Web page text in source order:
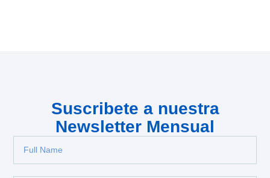
Suscribete a nuestra
Newsletter Mensual